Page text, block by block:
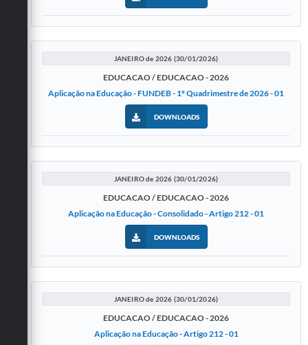
JANEIRO de 2026 (30/01/2026)
EDUCACAO / EDUCACAO - 2026
Aplicação na Educação - FUNDEB - 1º Quadrimestre de 2026 - 01
DOWNLOADS
JANEIRO de 2026 (30/01/2026)
EDUCACAO / EDUCACAO - 2026
Aplicação na Educação - Consolidado - Artigo 212 - 01
DOWNLOADS
JANEIRO de 2026 (30/01/2026)
EDUCACAO / EDUCACAO - 2026
Aplicação na Educação - Artigo 212 - 01